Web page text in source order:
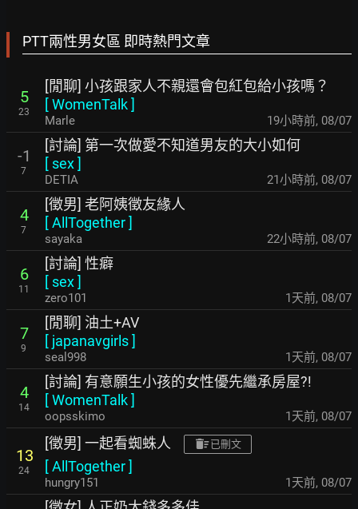
PTT兩性男女區 即時熱門文章
5
23
[閒聊] 小孩跟家人不親還會包紅包給小孩嗎？
[WomenTalk]
Marle 19小時前, 08/07
-1
7
[討論] 第一次做愛不知道男友的大小如何
[ sex]
DETIA 21小時前, 08/07
4
7
[徵男] 老阿姨徵友緣人
[AllTogether]
sayaka 22小時前, 08/07
6
11
[討論] 性癖
[ sex]
zero101 1天前, 08/07
7
9
[閒聊] 油土+AV
[ japanavgirls]
seal998 1天前, 08/07
4
14
[討論] 有意願生小孩的女性優先繼承房屋?!
[WomenTalk]
oopsskimo 1天前, 08/07
13
24
[徵男] 一起看蜘蛛人 已刪文
[AllTogether]
hungry151 1天前, 08/07